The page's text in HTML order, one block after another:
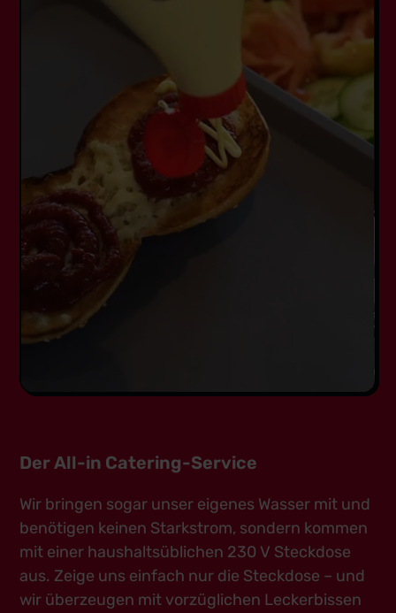
Der All-in Catering-Service
Wir bringen sogar unser eigenes Wasser mit und
benötigen keinen Starkstrom, sondern kommen
mit einer haushaltsüblichen 230 V Steckdose
aus. Zeige uns einfach nur die Steckdose – und
wir überzeugen mit vorzüglichen Leckerbissen